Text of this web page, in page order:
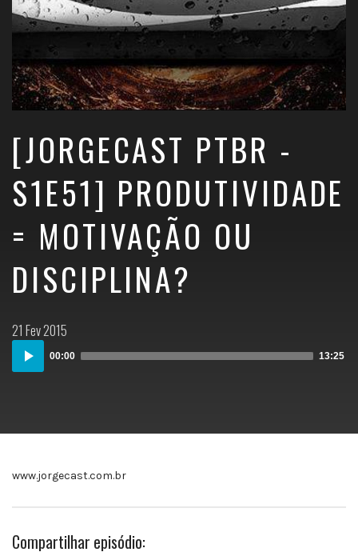
[JORGECAST PTBR -
S1E51] PRODUTIVIDADE
= MOTIVAÇÃO OU
DISCIPLINA?
Postado
em:
21 Fev 2015
Audio
Player
00:00 13:25
www.jorgecast.com.br
Compartilhar episódio: